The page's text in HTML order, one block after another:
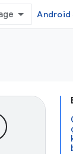
Android